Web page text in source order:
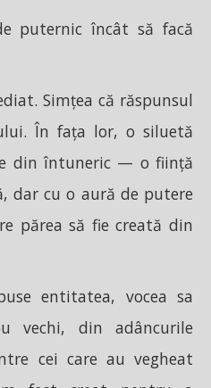
puternic încât să facă
Simțea că răspunsul
În fața lor, o siluetă
din întuneric — o ființă
dar cu o aură de putere
părea să fie creată din
entitatea, vocea sa
vechi, din adâncurile
cei care au vegheat